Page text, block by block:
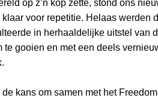
op z’n kop zette, stond ons
voor repetitie. Helaas werden
in herhaaldelijke uitstel van
te gooien en met een deels
kans om samen met het